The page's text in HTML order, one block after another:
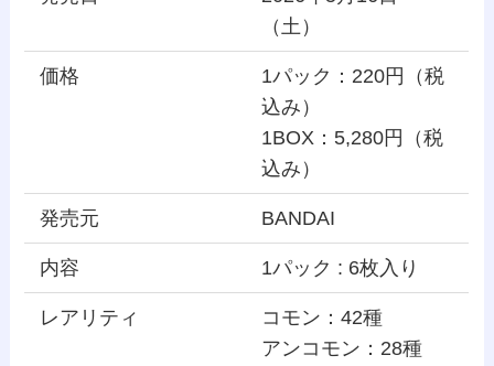
（土）
価格
1パック：220円（税
込み）
1BOX：5,280円（税
込み）
発売元 BANDAI
内容 1パック : 6枚入り
レアリティ
コモン：42種
アンコモン：28種